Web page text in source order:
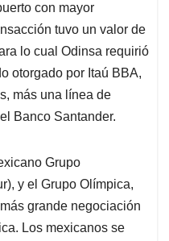
con mayor
tuvo un valor de
lo cual Odinsa requirió
otorgado por Itaú BBA,
más una línea de
Banco Santander.
Grupo
y el Grupo Olímpica,
grande negociación
Los mexicanos se